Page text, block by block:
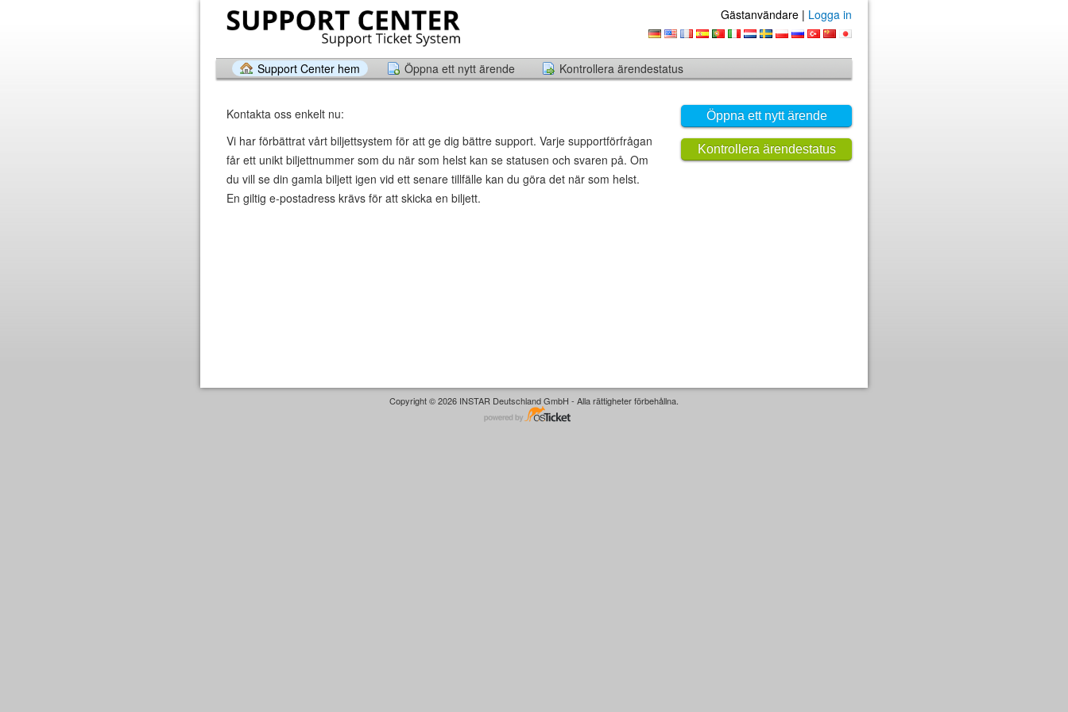
Gästanvändare | Logga in
Support Center hem Öppna ett nytt ärende Kontrollera ärendestatus
Öppna ett nytt ärende
Kontrollera ärendestatus
Kontakta oss enkelt nu:
Vi har förbättrat vårt biljettsystem för att ge dig bättre support. Varje supportförfrågan
får ett unikt biljettnummer som du när som helst kan se statusen och svaren på. Om
du vill se din gamla biljett igen vid ett senare tillfälle kan du göra det när som helst.
En giltig e-postadress krävs för att skicka en biljett.
Copyright © 2026 INSTAR Deutschland GmbH - Alla rättigheter förbehållna.